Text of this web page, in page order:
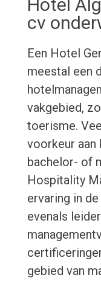
Hotel
cv
Een Hotel
meestal een
vakgebied,
toerisme.
voorkeur aan
bachelor- of
Hospitality
ervaring in
evenals
gebied van